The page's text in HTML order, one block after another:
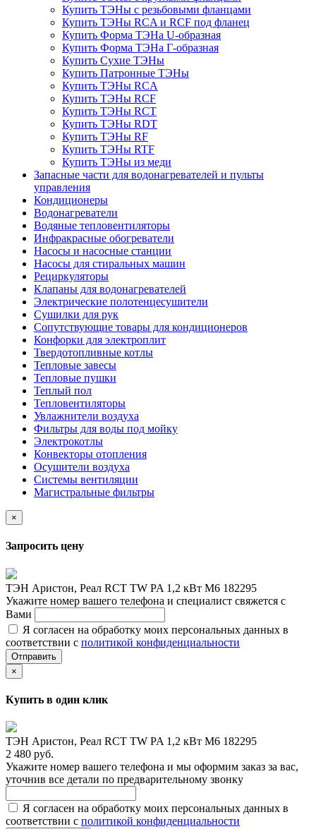
Купить ТЭНы с резьбовыми фланцами
Купить ТЭНы RCA и RCF под фланец
Купить Форма ТЭНа U-образная
Купить Форма ТЭНа Г-образная
Купить Сухие ТЭНы
Купить Патронные ТЭНы
Купить ТЭНы RCA
Купить ТЭНы RCF
Купить ТЭНы RCT
Купить ТЭНы RDT
Купить ТЭНы RF
Купить ТЭНы RTF
Купить ТЭНы из меди
Запасные части для водонагревателей и пульты
управления
Кондиционеры
Водонагреватели
Водяные тепловентиляторы
Инфракрасные обогреватели
Насосы и насосные станции
Насосы для стиральных машин
Рециркуляторы
Клапаны для водонагревателей
Электрические полотенцесушители
Сушилки для рук
Сопутствующие товары для кондиционеров
Конфорки для электроплит
Твердотопливные котлы
Тепловые завесы
Тепловые пушки
Теплый пол
Тепловентиляторы
Увлажнители воздуха
Фильтры для воды под мойку
Электрокотлы
Конвекторы отопления
Осушители воздуха
Системы вентиляции
Магистральные фильтры
×
Запросить цену
ТЭН Аристон, Реал RCT TW PA 1,2 кВт M6 182295
Укажите номер вашего телефона и специалист свяжется с
Вами
Я согласен на обработку моих персональных данных в
соответствии с политикой конфиденциальности
Отправить
×
Купить в один клик
ТЭН Аристон, Реал RCT TW PA 1,2 кВт M6 182295
2 480 руб.
Укажите номер вашего телефона и мы оформим заказ за вас,
уточнив все детали по предварительному звонку
Я согласен на обработку моих персональных данных в
соответствии с политикой конфиденциальности